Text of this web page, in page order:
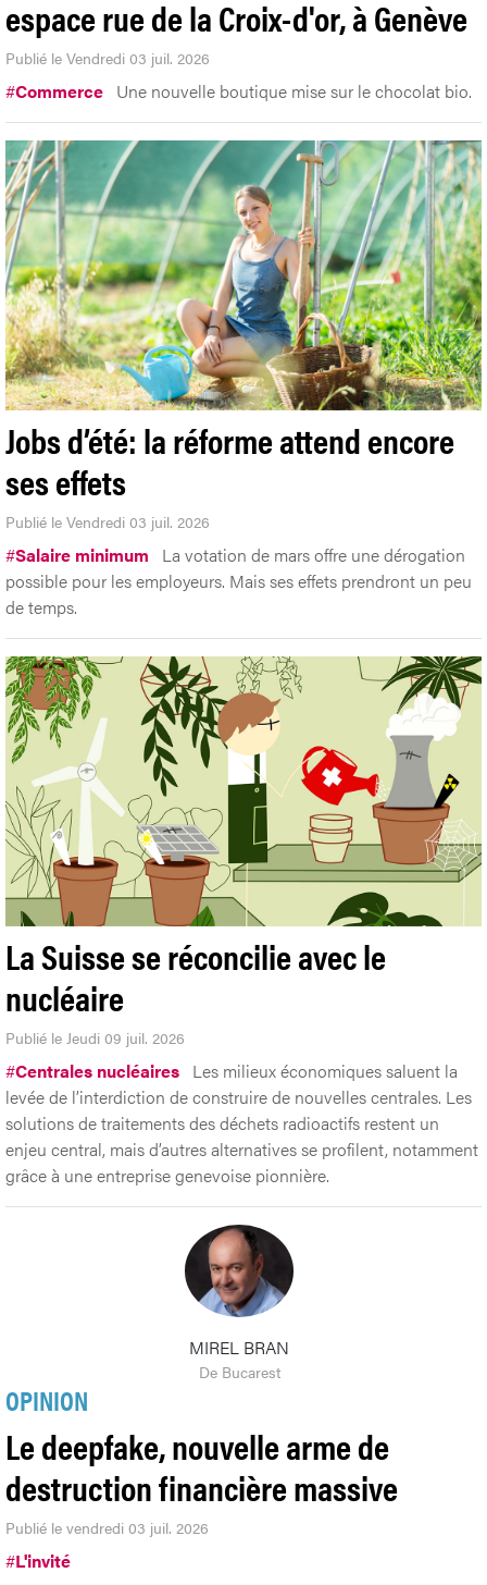
Sweetzerland ouvre un nouvel
espace rue de la Croix-d'or, à Genève
#Commerce Une nouvelle boutique mise sur le chocolat bio.
Jobs d’été: la réforme attend encore
ses effets
Publié le Vendredi 03 juil. 2026
possible pour les employeurs. Mais ses effets prendront un peu
de temps.
La Suisse se réconcilie avec le
nucléaire
Publié le Jeudi 09 juil. 2026
#Centrales nucléaires Les milieux économiques saluent la
levée de l’interdiction de construire de nouvelles centrales. Les
enjeu central, mais d’autres alternatives se profilent, notamment
grâce à une entreprise genevoise pionnière.
De Bucarest
OPINION
Le deepfake, nouvelle arme de
destruction financière massive